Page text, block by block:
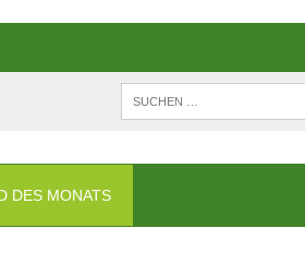
DES MONATS